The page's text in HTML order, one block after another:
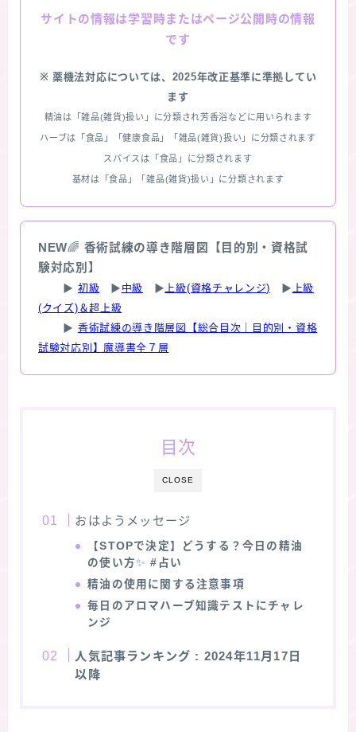
サイトの情報は学習時またはページ公開時の情報
です
※ 薬機法対応については、2025年改正基準に準拠してい
ます
精油は「雑品(雑貨)扱い」に分類され芳香浴などに用いられます
ハーブは「食品」「健康食品」「雑品(雑貨)扱い」に分類されます
スパイスは「食品」に分類されます
基材は「食品」「雑品(雑貨)扱い」に分類されます
NEW🌈 香術試練の導き階層図【目的別・資格試
験対応別】
▶ 初級 ▶ 中級 ▶ 上級(資格チャレンジ) ▶ 上級
(クイズ)＆超上級
▶ 香術試練の導き階層図【総合目次｜目的別・資格
試験対応別】魔導書全７層
CLOSE
目次
おはようメッセージ
【STOPで決定】どうする？今日の精油
の使い方✨ #占い
精油の使用に関する注意事項
毎日のアロマハーブ知識テストにチャレ
ンジ
人気記事ランキング : 2024年11月17日
以降